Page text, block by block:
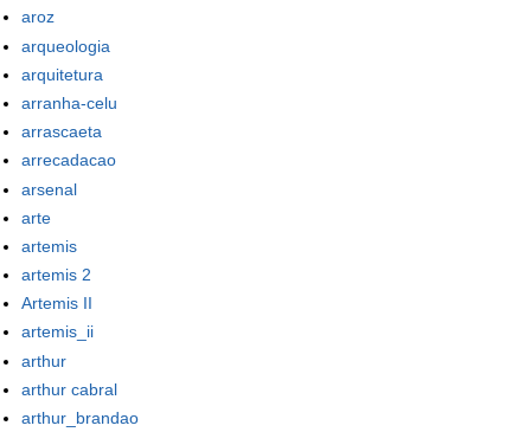
aroz
arqueologia
arquitetura
arranha-celu
arrascaeta
arrecadacao
arsenal
arte
artemis
artemis 2
Artemis II
artemis_ii
arthur
arthur cabral
arthur_brandao